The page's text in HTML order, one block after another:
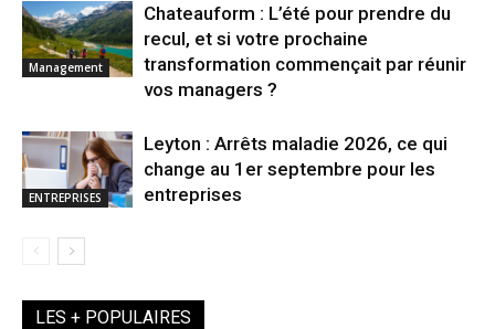
Management
Chateauform : L’été pour prendre du
recul, et si votre prochaine
transformation commençait par réunir
vos managers ?
ENTREPRISES
Leyton : Arrêts maladie 2026, ce qui
change au 1er septembre pour les
entreprises
LES + POPULAIRES